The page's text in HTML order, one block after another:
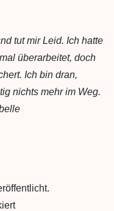
tut mir Leid. Ich hatte
überarbeitet, doch
Ich bin dran,
nichts mehr im Weg.